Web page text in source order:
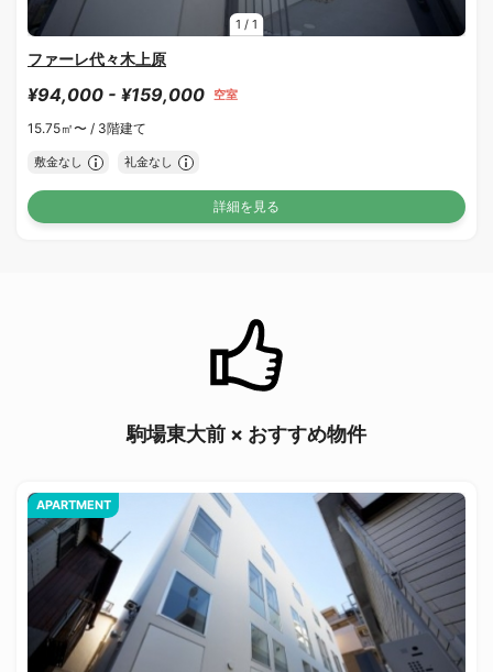
1 / 1
ファーレ代々木上原
¥94,000 - ¥159,000 空室
15.75㎡〜 / 3階建て
敷金なし 礼金なし
詳細を見る
駒場東大前 × おすすめ物件
APARTMENT